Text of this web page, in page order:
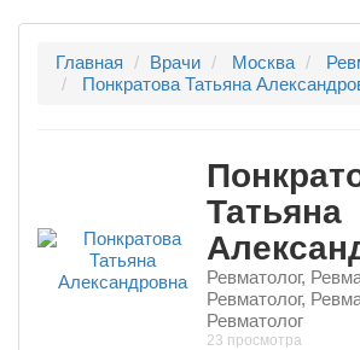
Главная Врачи Москва
Понкратова Татьяна
Татьяна
Ревматолог,
Ревматолог,
Ревматолог
23 просмотра